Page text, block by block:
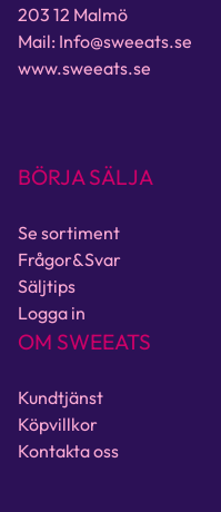
203 12 Malmö
Mail: Info@sweeats.se
www.sweeats.se
BÖRJA SÄLJA
Se sortiment
Frågor&Svar
Säljtips
Logga in
OM SWEEATS
Kundtjänst
Köpvillkor
Kontakta oss